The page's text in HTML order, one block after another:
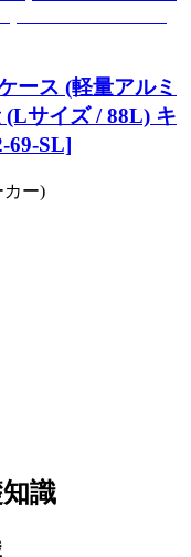
ース (軽量アルミ
サイズ / 88L) キ
69-SL]
カー)
識